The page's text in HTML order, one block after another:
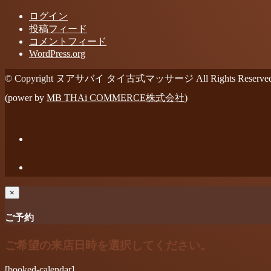
ログイン
投稿フィード
コメントフィード
WordPress.org
© Copyright ヌアサバイ タイ古式マッサージ All Rights
(power by MB THAi COMMERCE株式会社)
×
ご予約
ご希望の来店日時を選択してください。